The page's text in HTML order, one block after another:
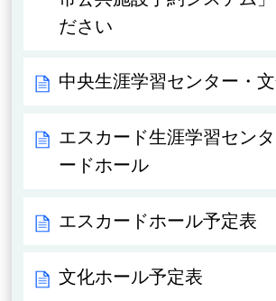
ださい
中央生涯学習センター・
エスカード生涯学習セン
ードホール
エスカードホール予定表
文化ホール予定表